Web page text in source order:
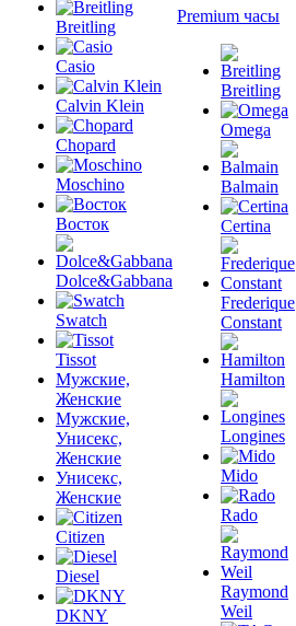
Breitling
Casio
Calvin Klein
Chopard
Moschino
Восток
Dolce&Gabbana
Swatch
Tissot
Мужские,
Женские
Мужские,
Унисекс,
Женские
Унисекс,
Женские
Citizen
Diesel
DKNY
Premium часы
Breitling
Omega
Balmain
Certina
Frederique
Constant
Hamilton
Longines
Mido
Rado
Raymond
Weil